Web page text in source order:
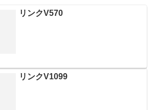
リンクV570
リンクV1099